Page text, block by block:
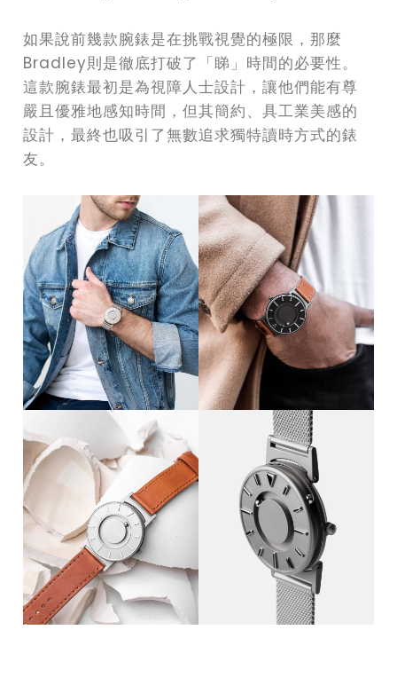
如果說前幾款腕錶是在挑戰視覺的極限，那麼
Bradley則是徹底打破了「睇」時間的必要性。
這款腕錶最初是為視障人士設計，讓他們能有尊
嚴且優雅地感知時間，但其簡約、具工業美感的
設計，最終也吸引了無數追求獨特讀時方式的錶
友。